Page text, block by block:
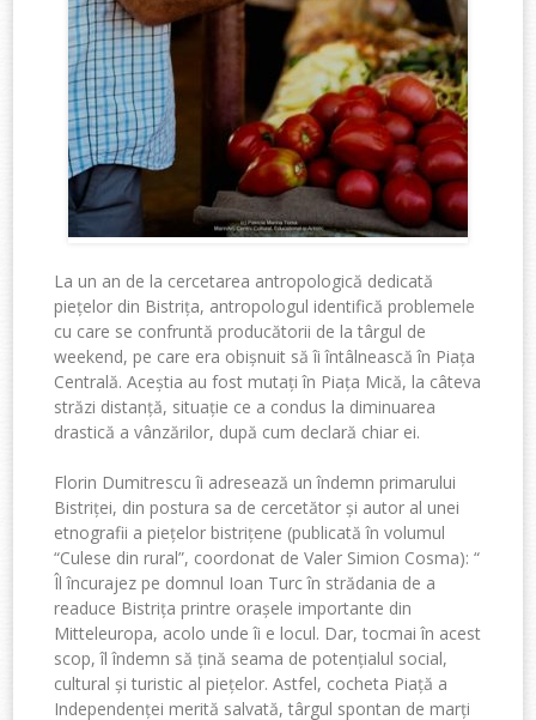
La un an de la cercetarea antropologică dedicată
piețelor din Bistrița, antropologul identifică problemele
cu care se confruntă producătorii de la târgul de
weekend, pe care era obișnuit să îi întâlnească în Piața
Centrală. Aceștia au fost mutați în Piața Mică, la câteva
străzi distanță, situație ce a condus la diminuarea
drastică a vânzărilor, după cum declară chiar ei.
Florin Dumitrescu îi adresează un îndemn primarului
Bistriței, din postura sa de cercetător și autor al unei
etnografii a piețelor bistrițene (publicată în volumul
“Culese din rural”, coordonat de Valer Simion Cosma): “
Îl încurajez pe domnul Ioan Turc în strădania de a
readuce Bistrița printre orașele importante din
Mitteleuropa, acolo unde îi e locul. Dar, tocmai în acest
scop, îl îndemn să țină seama de potențialul social,
cultural și turistic al piețelor. Astfel, cocheta Piață a
Independenței merită salvată, târgul spontan de marți